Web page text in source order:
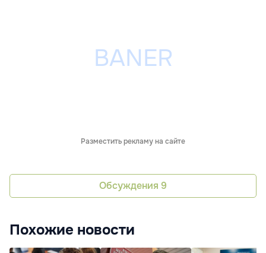
Разместить рекламу на сайте
Обсуждения 9
Похожие новости